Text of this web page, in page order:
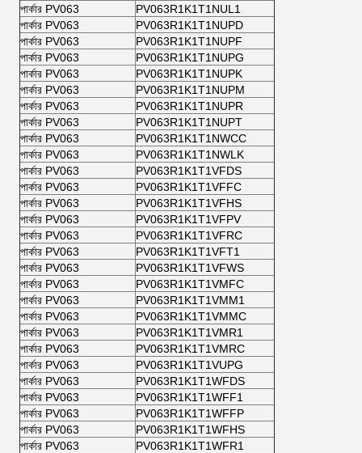
পার্কার PV063
PV063R1K1T1NUL1
পার্কার PV063
PV063R1K1T1NUPD
পার্কার PV063
PV063R1K1T1NUPF
পার্কার PV063
PV063R1K1T1NUPG
পার্কার PV063
PV063R1K1T1NUPK
পার্কার PV063
PV063R1K1T1NUPM
পার্কার PV063
PV063R1K1T1NUPR
পার্কার PV063
PV063R1K1T1NUPT
পার্কার PV063
PV063R1K1T1NWCC
পার্কার PV063
PV063R1K1T1NWLK
পার্কার PV063
PV063R1K1T1VFDS
পার্কার PV063
PV063R1K1T1VFFC
পার্কার PV063
PV063R1K1T1VFHS
পার্কার PV063
PV063R1K1T1VFPV
পার্কার PV063
PV063R1K1T1VFRC
পার্কার PV063
PV063R1K1T1VFT1
পার্কার PV063
PV063R1K1T1VFWS
পার্কার PV063
PV063R1K1T1VMFC
পার্কার PV063
PV063R1K1T1VMM1
পার্কার PV063
PV063R1K1T1VMMC
পার্কার PV063
PV063R1K1T1VMR1
পার্কার PV063
PV063R1K1T1VMRC
পার্কার PV063
PV063R1K1T1VUPG
পার্কার PV063
PV063R1K1T1WFDS
পার্কার PV063
PV063R1K1T1WFF1
পার্কার PV063
PV063R1K1T1WFFP
পার্কার PV063
PV063R1K1T1WFHS
পার্কার PV063
PV063R1K1T1WFR1